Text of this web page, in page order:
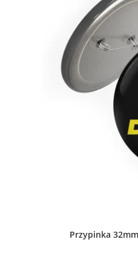
Przypinka